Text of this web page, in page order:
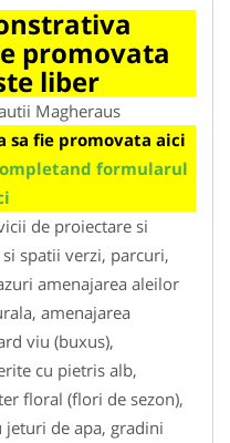
promovata
liber
Magheraus
sa fie promovata aici
formularul
de proiectare si
spatii verzi, parcuri,
amenajarea aleilor
amenajarea
viu (buxus),
cu pietris alb,
floral (flori de sezon),
jeturi de apa, gradini